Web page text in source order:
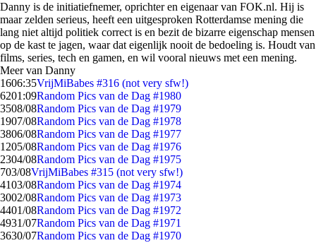
Danny is de initiatiefnemer, oprichter en eigenaar van FOK.nl. Hij is
maar zelden serieus, heeft een uitgesproken Rotterdamse mening die
lang niet altijd politiek correct is en bezit de bizarre eigenschap mensen
op de kast te jagen, waar dat eigenlijk nooit de bedoeling is. Houdt van
films, series, tech en gamen, en wil vooral nieuws met een mening.
Meer van Danny
1606:35VrijMiBabes #316 (not very sfw!)
6201:09Random Pics van de Dag #1980
3508/08Random Pics van de Dag #1979
1907/08Random Pics van de Dag #1978
3806/08Random Pics van de Dag #1977
1205/08Random Pics van de Dag #1976
2304/08Random Pics van de Dag #1975
703/08VrijMiBabes #315 (not very sfw!)
4103/08Random Pics van de Dag #1974
3002/08Random Pics van de Dag #1973
4401/08Random Pics van de Dag #1972
4931/07Random Pics van de Dag #1971
3630/07Random Pics van de Dag #1970